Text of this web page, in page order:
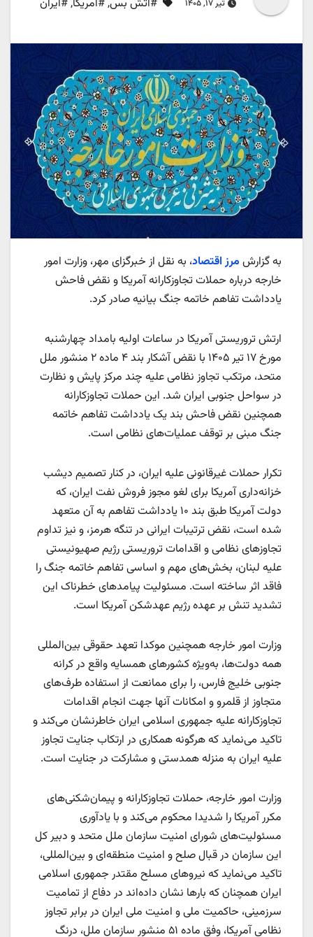
تیر ۱۷, ۱۴۰۵ #آتش بس,#آمریکا,#ایران
به گزارش مرز اقتصاد، به نقل از خبرگزای مهر، وزارت امور
خارجه درباره حملات تجاوزکارانه آمریکا و نقض فاحش
یادداشت تفاهم خاتمه جنگ بیانیه صادر کرد.
ارتش تروریستی آمریکا در ساعات اولیه بامداد چهارشنبه
مورخ ۱۷ تیر ۱۴۰۵ با نقض آشکار بند ۴ ماده ۲ منشور ملل
متحد، مرتکب تجاوز نظامی علیه چند مرکز پایش و نظارت
در سواحل جنوبی ایران شد. این حملات تجاوزکارانه
همچنین نقض فاحش بند یک یادداشت تفاهم خاتمه
جنگ مبنی بر توقف عملیات‌های نظامی است.
تکرار حملات غیرقانونی علیه ایران، در کنار تصمیم دیشب
خزانه‌داری آمریکا برای لغو مجوز فروش نفت ایران، که
دولت آمریکا طبق بند ۱۰ یادداشت تفاهم به آن متعهد
شده است، نقض ترتیبات ایرانی در تنگه هرمز، و نیز تداوم
تجاوزهای نظامی و اقدامات تروریستی رژیم صهیونیستی
علیه لبنان، بخش‌های مهم و اساسی تفاهم خاتمه جنگ را
فاقد اثر ساخته است. مسئولیت پیامدهای خطرناک این
تشدید تنش بر عهده رژیم عهدشکن آمریکا است.
وزارت امور خارجه همچنین موکدا تعهد حقوقی بین‌المللی
همه دولت‌ها، به‌ویژه کشورهای همسایه واقع در کرانه
جنوبی خلیج فارس، را برای ممانعت از استفاده طرف‌های
متجاوز از قلمرو و امکانات آنها جهت انجام اقدامات
تجاوزکارانه علیه جمهوری اسلامی ایران خاطرنشان می‌کند و
تاکید می‌نماید که هرگونه همکاری در ارتکاب جنایت تجاوز
علیه ایران به منزله همدستی و مشارکت در جنایت است.
وزارت امور خارجه، حملات تجاوزکارانه و پیمان‌شکنی‌های
مکرر آمریکا را شدیدا محکوم می‌کند و با یادآوری
مسئولیت‌های شورای امنیت سازمان ملل متحد و دبیر کل
این سازمان در قبال صلح و امنیت منطقه‌ای و بین‌المللی،
تاکید می‌نماید که نیروهای مسلح مقتدر جمهوری اسلامی
ایران همچنان که بارها نشان داده‌اند در دفاع از تمامیت
سرزمینی، حاکمیت ملی و امنیت ملی ایران در برابر تجاوز
نظامی آمریکا، وفق ماده ۵۱ منشور سازمان ملل، درنگ